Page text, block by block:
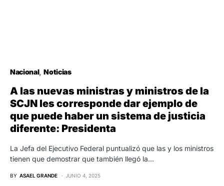
Nacional Noticias
A las nuevas ministras y ministros de la
SCJN les corresponde dar ejemplo de
que puede haber un sistema de justicia
diferente: Presidenta
La Jefa del Ejecutivo Federal puntualizó que las y los ministros
tienen que demostrar que también llegó la…
BY ASAEL GRANDE JUNIO 4, 2025